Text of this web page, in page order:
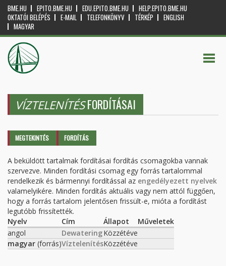
BME.HU EPITO.BME.HU EDU.EPITO.BME.HU
HELP.EPITO.BME.HU
OKTATÓI BELÉPÉS
E-MAIL TELEFONKÖNYV TÉRKÉP
ENGLISH
MAGYAR
VÍZTELENÍTÉSFORDÍTÁSAI
Elsődleges fülek
MEGTEKINTÉS FORDÍTÁS
A beküldött tartalmak fordításai fordítás csomagokba vannak
szervezve. Minden fordítási csomag egy forrás tartalommal
rendelkezik és bármennyi fordítással az engedélyezett nyelvek
valamelyikére. Minden fordítás aktuális vagy nem attól függően,
hogy a forrás tartalom jelentősen frissült-e, mióta a fordítást
legutóbb frissítették.
Nyelv
Cím Állapot
Műveletek
angol
DewateringKözzétéve
magyar (forrás)VíztelenítésKözzétéve